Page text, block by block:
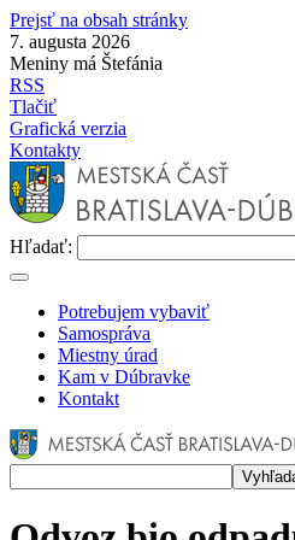
Prejsť na obsah stránky
7. augusta 2026
Meniny má Štefánia
RSS
Tlačiť
Grafická verzia
Kontakty
Hľadať:
Potrebujem vybaviť
Samospráva
Miestny úrad
Kam v Dúbravke
Kontakt